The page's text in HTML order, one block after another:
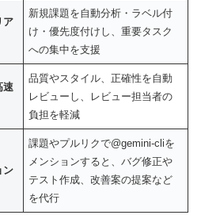
ア
新規課題を自動分析・ラベル付
け・優先度付けし、重要タスク
への集中を支援
速
品質やスタイル、正確性を自動
レビューし、レビュー担当者の
負担を軽減
ン
課題やプルリクで@gemini-cliを
メンションすると、バグ修正や
テスト作成、改善案の提案など
を代行